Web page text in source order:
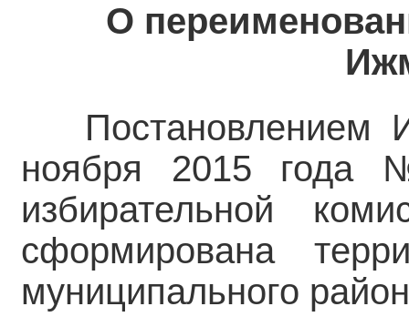
О
Постановлением
ноября 2015 года
избирательной
сформирована
муниципального